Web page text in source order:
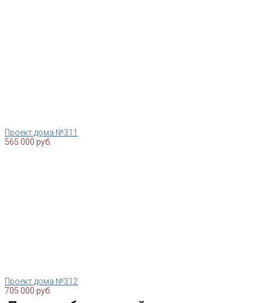
Проект дома №311
565 000 руб.
Проект дома №312
705 000 руб.